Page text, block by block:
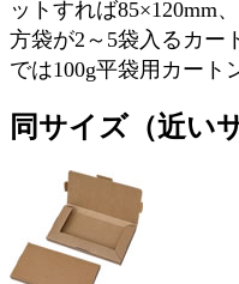
ットすれば85×120mm
方袋が2～5袋入るカー
では100g平袋用カート
同サイズ（近い